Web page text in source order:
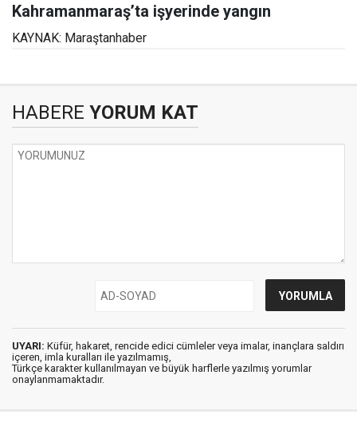
Kahramanmaraş’ta işyerinde yangın
KAYNAK: Maraştanhaber
HABERE YORUM KAT
UYARI: Küfür, hakaret, rencide edici cümleler veya imalar, inançlara saldırı
içeren, imla kuralları ile yazılmamış,
Türkçe karakter kullanılmayan ve büyük harflerle yazılmış yorumlar
onaylanmamaktadır.